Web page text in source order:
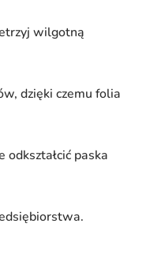
wilgotną
dzięki czemu folia
paska